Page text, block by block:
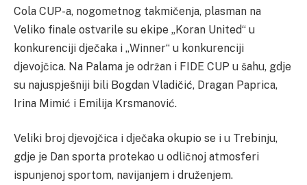
Cola CUP-a, nogometnog takmičenja, plasman na
Veliko finale ostvarile su ekipe „Koran United“ u
konkurenciji dječaka i „Winner“ u konkurenciji
djevojčica. Na Palama je održan i FIDE CUP u šahu, gdje
su najuspješniji bili Bogdan Vladičić, Dragan Paprica,
Irina Mimić i Emilija Krsmanović.
Veliki broj djevojčica i dječaka okupio se i u Trebinju,
gdje je Dan sporta protekao u odličnoj atmosferi
ispunjenoj sportom, navijanjem i druženjem.